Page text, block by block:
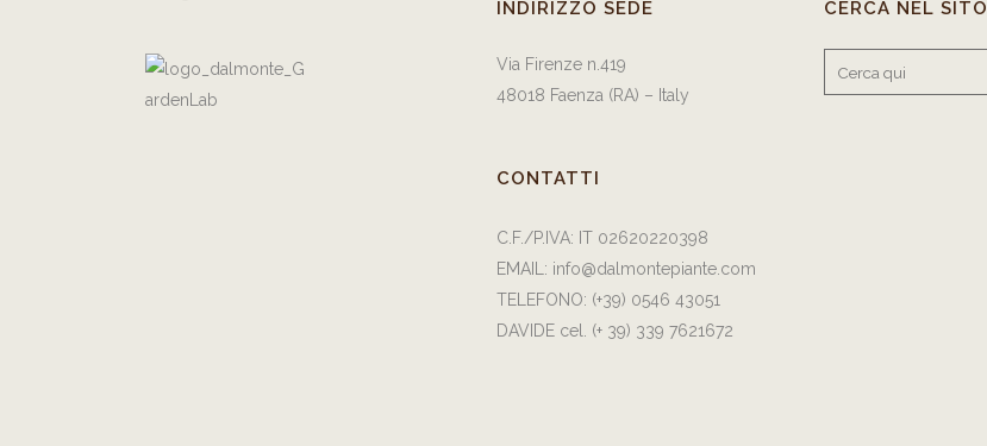
INDIRIZZO SEDE
Via Firenze n.419
48018 Faenza (RA) – Italy
CONTATTI
C.F./P.IVA: IT 02620220398
EMAIL: info@dalmontepiante.com
TELEFONO: (+39) 0546 43051
DAVIDE cel. (+ 39) 339 7621672
CERCA NEL SITO